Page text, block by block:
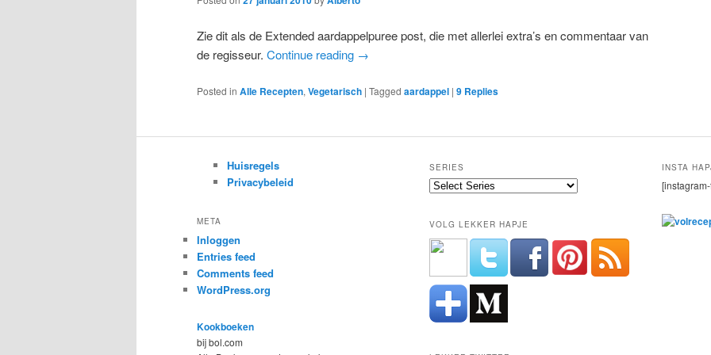
Zie dit als de Extended aardappelpuree post, die met allerlei extra’s en commentaar van
de regisseur. Continue reading →
Posted in Alle Recepten, Vegetarisch | Tagged aardappel | 9 Replies
Huisregels
Privacybeleid
META
Inloggen
Entries feed
Comments feed
WordPress.org
Kookboeken
bij bol.com
SERIES
VOLG LEKKER HAPJE
INSTA